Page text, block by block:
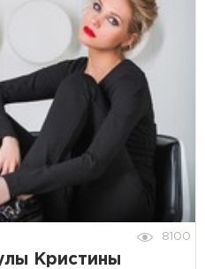
8100
Кристины